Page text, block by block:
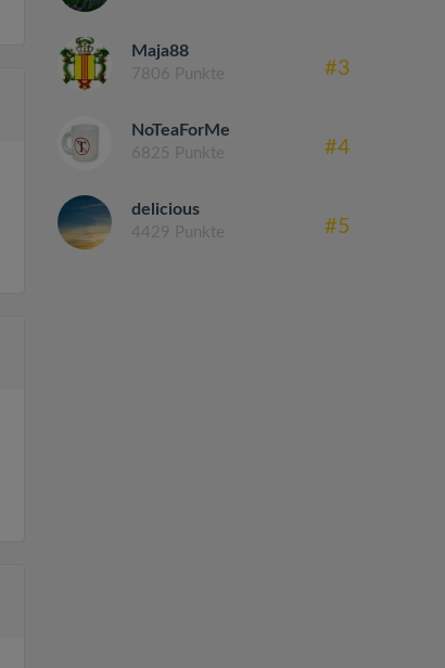
Maja88
7806 Punkte #3
NoTeaForMe
6825 Punkte #4
delicious
4429 Punkte #5